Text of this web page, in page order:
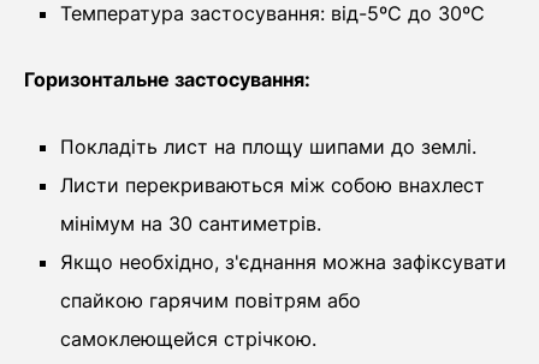
Температура застосування: від-5ºС до 30ºС
Горизонтальне застосування:
Покладіть лист на площу шипами до землі.
Листи перекриваються між собою внахлест
мінімум на 30 сантиметрів.
Якщо необхідно, з'єднання можна зафіксувати
спайкою гарячим повітрям або
самоклеющейся стрічкою.